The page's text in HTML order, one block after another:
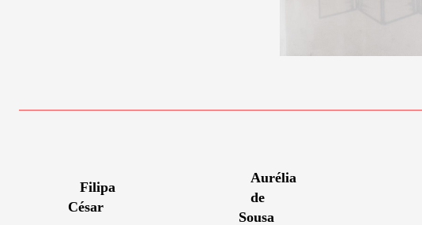
Filipa
César
Aurélia
de
Sousa